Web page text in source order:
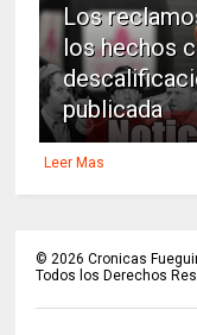
Los
los hechos
publicada
Leer Mas
© 2026 Cronicas
Todos los Derechos